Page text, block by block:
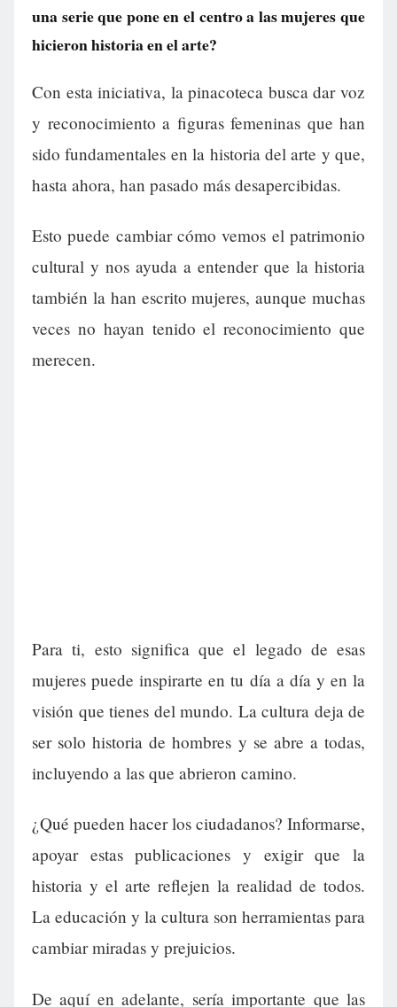
una serie que pone en el centro a las mujeres que
hicieron historia en el arte?
Con esta iniciativa, la pinacoteca busca dar voz
y reconocimiento a figuras femeninas que han
sido fundamentales en la historia del arte y que,
hasta ahora, han pasado más desapercibidas.
Esto puede cambiar cómo vemos el patrimonio
cultural y nos ayuda a entender que la historia
también la han escrito mujeres, aunque muchas
veces no hayan tenido el reconocimiento que
merecen.
Para ti, esto significa que el legado de esas
mujeres puede inspirarte en tu día a día y en la
visión que tienes del mundo. La cultura deja de
ser solo historia de hombres y se abre a todas,
incluyendo a las que abrieron camino.
¿Qué pueden hacer los ciudadanos? Informarse,
apoyar estas publicaciones y exigir que la
historia y el arte reflejen la realidad de todos.
La educación y la cultura son herramientas para
cambiar miradas y prejuicios.
De aquí en adelante, sería importante que las